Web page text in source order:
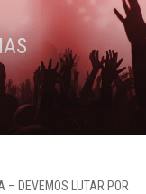
– DEVEMOS LUTAR POR